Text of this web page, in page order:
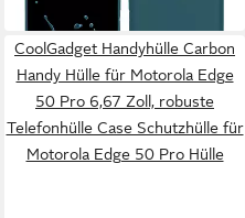
in 2-3 Werktagen bei dir
CoolGadget Handyhülle Carbon
Handy Hülle für Motorola Edge
50 Pro 6,67 Zoll, robuste
Telefonhülle Case Schutzhülle für
Motorola Edge 50 Pro Hülle